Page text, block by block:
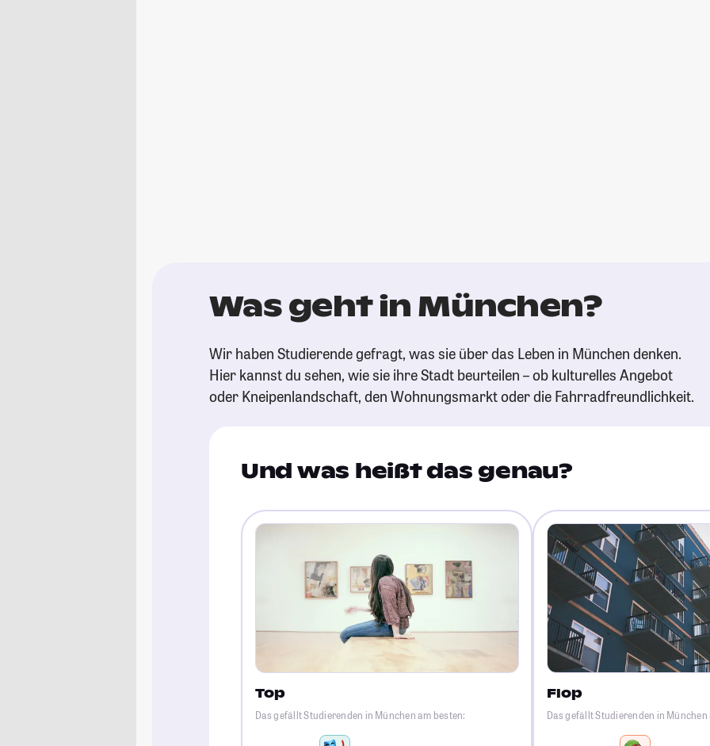
Was geht in München?
Wir haben Studierende gefragt, was sie über das Leben in München denken.
Hier kannst du sehen, wie sie ihre Stadt beurteilen – ob kulturelles Angebot
oder Kneipenlandschaft, den Wohnungsmarkt oder die Fahrradfreundlichkeit.
Und was heißt das genau?
Top
Das gefällt Studierenden in München am besten:
Flop
Das gefällt Studierenden in München